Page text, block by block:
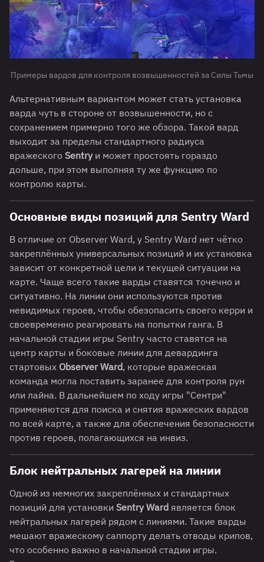
Примеры вардов для контроля возвышенностей за Силы Тьмы
Альтернативным вариантом может стать установка
варда чуть в стороне от возвышенности, но с
сохранением примерно того же обзора. Такой вард
выходит за пределы стандартного радиуса
вражеского Sentry и может простоять гораздо
дольше, при этом выполняя ту же функцию по
контролю карты.
Основные виды позиций для Sentry Ward
В отличие от Observer Ward, у Sentry Ward нет чётко
закреплённых универсальных позиций и их установка
зависит от конкретной цели и текущей ситуации на
карте. Чаще всего такие варды ставятся точечно и
ситуативно. На линии они используются против
невидимых героев, чтобы обезопасить своего керри и
своевременно реагировать на попытки ганга. В
начальной стадии игры Sentry часто ставятся на
центр карты и боковые линии для девардинга
стартовых Observer Ward, которые вражеская
команда могла поставить заранее для контроля рун
или лайна. В дальнейшем по ходу игры "Сентри"
применяются для поиска и снятия вражеских вардов
по всей карте, а также для обеспечения безопасности
против героев, полагающихся на инвиз.
Блок нейтральных лагерей на линии
Одной из немногих закреплённых и стандартных
позиций для установки Sentry Ward является блок
нейтральных лагерей рядом с линиями. Такие варды
мешают вражескому саппорту делать отводы крипов,
что особенно важно в начальной стадии игры.